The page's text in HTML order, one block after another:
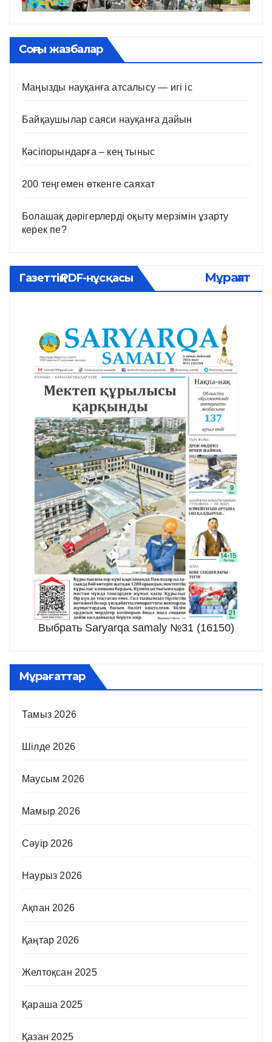
Соңғы жазбалар
Маңызды науқанға атсалысу — игі іс
Байқаушылар саяси науқанға дайын
Кәсіпорындарға – кең тыныс
200 теңгемен өткенге саяхат
Болашақ дәрігерлерді оқыту мерзімін ұзарту
керек пе?
Газеттің PDF-нұсқасы Мұрағат
Выбрать Saryarqa samaly №31 (16150)
Мұрағаттар
Тамыз 2026
Шілде 2026
Маусым 2026
Мамыр 2026
Сәуір 2026
Наурыз 2026
Ақпан 2026
Қаңтар 2026
Желтоқсан 2025
Қараша 2025
Қазан 2025